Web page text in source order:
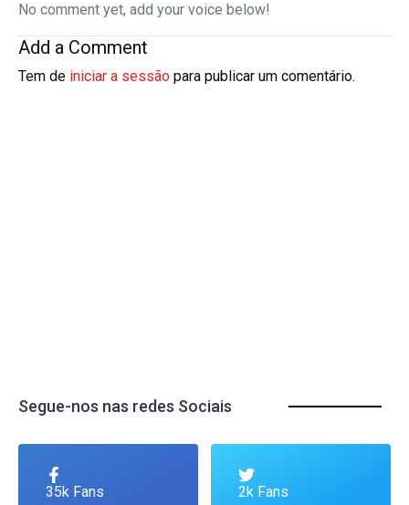
No comment yet, add your voice below!
Add a Comment
Tem de iniciar a sessão para publicar um comentário.
Segue-nos nas redes Sociais
35k Fans 2k Fans